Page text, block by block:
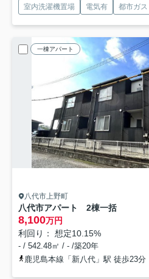
室内洗濯機置場 電気有 都市ガス
一棟アパート
八代市上野町
八代市アパート 2棟一括
8,100万円
利回り： 想定10.15%
- / 542.48㎡ / - /築20年
鹿児島本線「新八代」駅 徒歩23分